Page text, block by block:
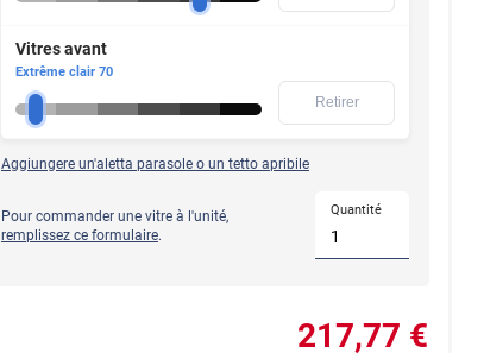
Vitres avant
Extrême clair 70
Retirer
Aggiungere un'aletta parasole o un tetto apribile
Pour commander une vitre à l'unité,
remplissez ce formulaire.
Quantité
217,77 €